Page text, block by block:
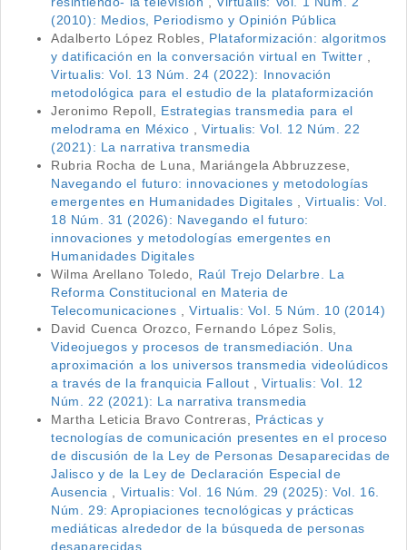
(2010): Medios, Periodismo y Opinión Pública
Adalberto López Robles, Plataformización: algoritmos
y datificación en la conversación virtual en Twitter
Virtualis: Vol. 13 Núm. 24 (2022): Innovación
metodológica para el estudio de la plataformización
Jeronimo Repoll, Estrategias transmedia para el
melodrama en México
Virtualis: Vol. 12 Núm. 22
(2021): La narrativa transmedia
Rubria Rocha de Luna, Mariángela Abbruzzese,
Navegando el futuro: innovaciones y metodologías
emergentes en Humanidades Digitales
,Virtualis: Vol.
18 Núm. 31 (2026): Navegando el futuro:
innovaciones y metodologías emergentes en
Humanidades Digitales
Wilma Arellano Toledo, Raúl Trejo Delarbre. La
Reforma Constitucional en Materia de
Telecomunicaciones
,Virtualis: Vol. 5 Núm. 10 (2014)
David Cuenca Orozco, Fernando López Solis,
Videojuegos y procesos de transmediación. Una
aproximación a los universos transmedia videolúdicos
a través de la franquicia Fallout
,Virtualis: Vol. 12
Núm. 22 (2021): La narrativa transmedia
Martha Leticia Bravo Contreras, Prácticas y
tecnologías de comunicación presentes en el proceso
de discusión de la Ley de Personas Desaparecidas de
Jalisco y de la Ley de Declaración Especial de
Ausencia
Virtualis: Vol. 16 Núm. 29 (2025): Vol. 16.
Núm. 29: Apropiaciones tecnológicas y prácticas
mediáticas alrededor de la búsqueda de personas
desaparecidas